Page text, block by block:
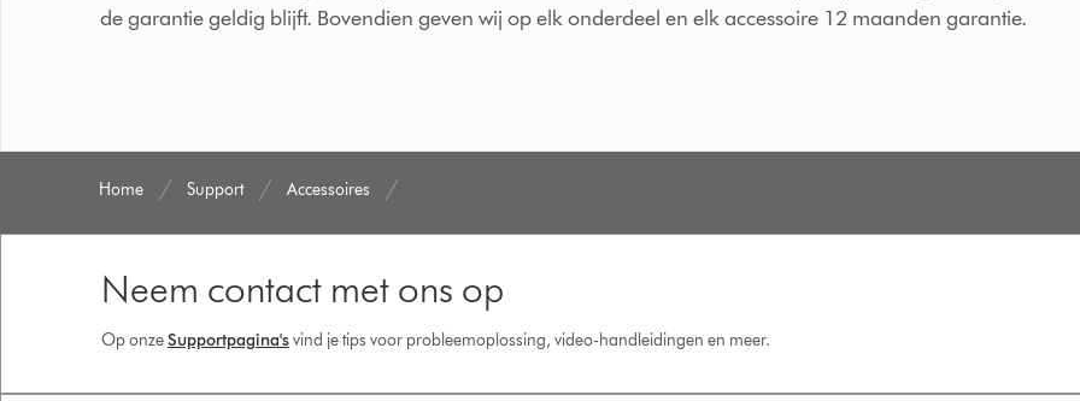
de garantie geldig blijft. Bovendien geven wij op elk onderdeel en elk accessoire 12 maanden garantie.
Home Support Accessoires
Neem contact met ons op
Op onzeSupportpagina'svind je tips voor probleemoplossing, video-handleidingen en meer.